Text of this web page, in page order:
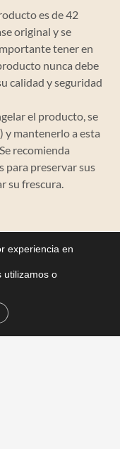
es de 42
original y se
tener en
nunca debe
calidad y seguridad
el producto, se
y mantenerlo a esta
recomienda
para preservar sus
su frescura.
experiencia en
utilizamos o